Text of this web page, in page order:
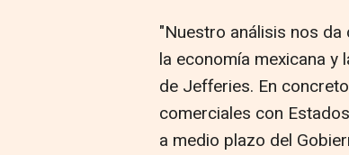
"Nuestro análisis nos
la economía mexicana y
de Jefferies. En
comerciales con
a medio plazo del